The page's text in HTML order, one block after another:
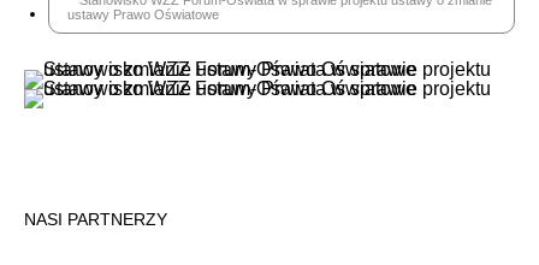
ustawy Prawo Oświatowe
NASI PARTNERZY